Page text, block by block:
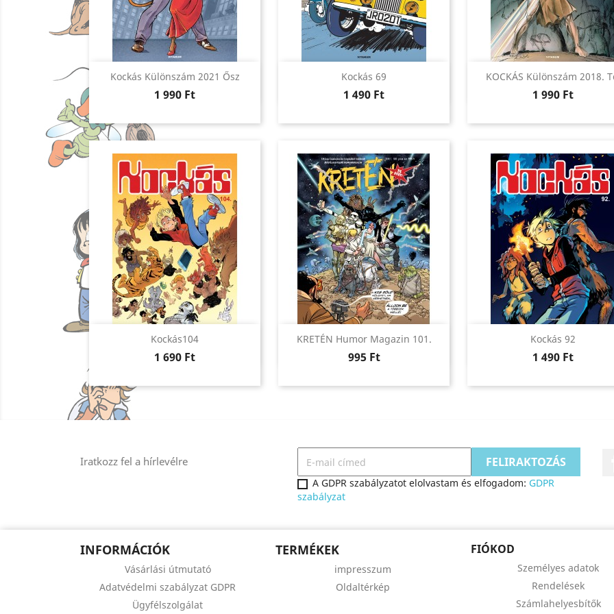
Kockás Különszám 2021 Ősz
Ár
1 990 Ft
Előnézet Kockás 69
Ár
1 490 Ft
Előnézet KOCKÁS Különszám 2018.
Ár
1 990 Ft
Előnézet
Kockás104
Ár
1 690 Ft
Előnézet KRETÉN Humor Magazin 101.
Ár
995 Ft
Előnézet Kockás 92
Ár
1 490 Ft
Előnézet
Iratkozz fel a hírlevélre
A GDPR szabályzatot elolvastam és elfogadom: GDPR
szabályzat
INFORMÁCIÓK
Vásárlási útmutató
Adatvédelmi szabályzat GDPR
Ügyfélszolgálat
TERMÉKEK
impresszum
Oldaltérkép
FIÓKOD
Személyes adatok
Rendelések
Számlahelyesbítők